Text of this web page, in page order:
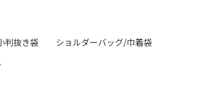
判抜き袋 ショルダーバッグ/巾着袋